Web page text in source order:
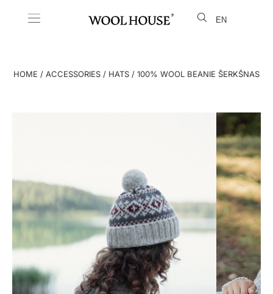
EN
LT
HOME / ACCESSORIES / HATS / 100% WOOL BEANIE ŠERKŠNAS